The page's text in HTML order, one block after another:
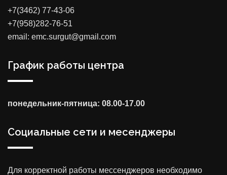
+7(3462) 77-43-06
+7(958)282-76-51
email: emc.surgut@gmail.com
График работы центра
понедельник-пятница: 08.00-17.00
Социальные сети и месенджеры
Для корректной работы мессенджеров необходимо